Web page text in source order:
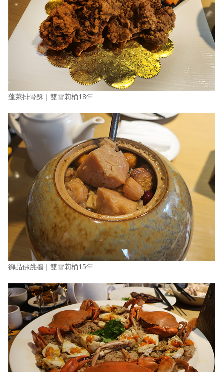
蓬萊排骨酥｜雙雪莉桶18年
御品佛跳牆｜雙雪莉桶15年